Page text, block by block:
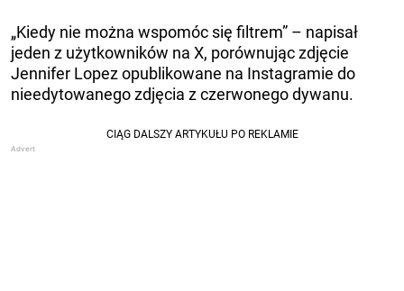
„Kiedy nie można wspomóc się filtrem” – napisał
jeden z użytkowników na X, porównując zdjęcie
Jennifer Lopez opublikowane na Instagramie do
nieedytowanego zdjęcia z czerwonego dywanu.